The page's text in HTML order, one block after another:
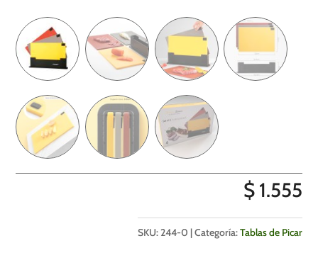
$1.555
SKU:244-0 Categoría:Tablas de Picar